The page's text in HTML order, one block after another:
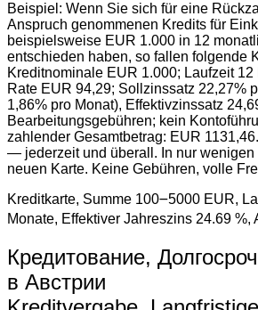
Beispiel: Wenn Sie sich für eine
Anspruch genommenen Kredits für
beispielsweise EUR 1.000 in 12
entschieden haben, so fallen folgende
Kreditnominale EUR 1.000; Laufzeit
Rate EUR 94,29; Sollzinssatz 22,27%
1,86% pro Monat), Effektivzinssatz
Bearbeitungsgebühren; kein
zahlender Gesamtbetrag: EUR
— jederzeit und überall. In nur wenigen
neuen Karte. Keine Gebühren, volle
Kreditkarte, Summe 100౼5000 EUR,
Monate, Effektiver Jahreszins 24.69 %,
Кредитование,
в Австрии